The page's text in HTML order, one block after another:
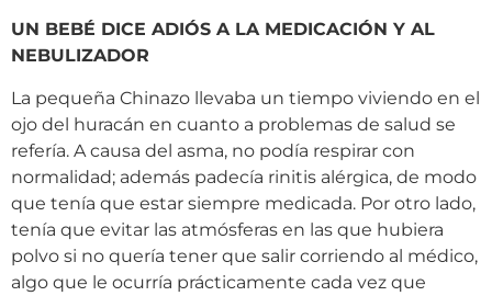
UN BEBÉ DICE ADIÓS A LA MEDICACIÓN Y AL
NEBULIZADOR
La pequeña Chinazo llevaba un tiempo viviendo en el
ojo del huracán en cuanto a problemas de salud se
refería. A causa del asma, no podía respirar con
normalidad; además padecía rinitis alérgica, de modo
que tenía que estar siempre medicada. Por otro lado,
tenía que evitar las atmósferas en las que hubiera
polvo si no quería tener que salir corriendo al médico,
algo que le ocurría prácticamente cada vez que